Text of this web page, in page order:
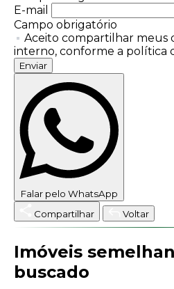
E-mail
Campo obrigatório
Aceito compartilhar meus
interno, conforme a política
Enviar
Falar pelo WhatsApp
Compartilhar
Voltar
Imóveis
buscado